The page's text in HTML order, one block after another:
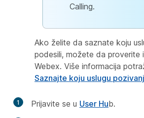
Calling.
Ako želite da saznate koju
podesili, možete da proverite
Webex. Više informacija
Saznajte koju uslugu
1 Prijavite se u User Hub.